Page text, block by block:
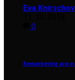
Eva
0
Remarketing pro